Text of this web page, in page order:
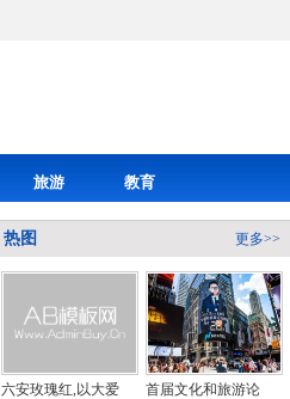
旅游 教育
热图 更多>>
六安玫瑰红,以大爱 首届文化和旅游论